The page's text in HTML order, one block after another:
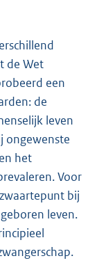
de Wet
een
de
leven
ongewenste
het
Voor
bij
leven.